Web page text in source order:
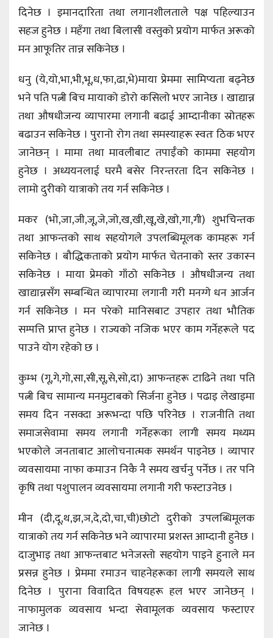
दिनेछ । इमानदारिता तथा लगानशीलताले पक्ष पहिल्याउन
सहज हुनेछ । महँगा तथा बिलासी वस्तुको प्रयोग मार्फत अरूको
मन आफूतिर तान्न सकिनेछ ।
धनु (ये,यो,भा,भी,भू,ध,फा,ढा,भे)माया प्रेममा सामिप्यता बढ्नेछ
भने पति पत्नी बिच मायाको डोरो कसिलो भएर जानेछ । खाद्यान्न
तथा औषधीजन्य व्यापारमा लगानी बढाई आम्दानीका स्रोतहरू
बढाउन सकिनेछ । पुरानो रोग तथा समस्याहरू स्वतः ठिक भएर
जानेछन् । मामा तथा मावलीबाट तपाईँको काममा सहयोग
हुनेछ । अध्ययनलाई घरमै बसेर निरन्तरता दिन सकिनेछ ।
लामो दुरीको यात्राको तय गर्न सकिनेछ ।
मकर (भो,जा,जी,जू,जे,जो,ख,खी,खू,खे,खो,गा,गी) शुभचिन्तक
तथा आफन्तको साथ सहयोगले उपलब्धिमूलक कामहरू गर्न
सकिनेछ । बौद्धिकताको प्रयोग मार्फत चेतनाको स्तर उकास्न
सकिनेछ । माया प्रेमको गाँठो सकिनेछ । औषधीजन्य तथा
खाद्यान्नसँग सम्बन्धित व्यापारमा लगानी गरी मनग्गे धन आर्जन
गर्न सकिनेछ । मन परेको मानिसबाट उपहार तथा भौतिक
सम्पत्ति प्राप्त हुनेछ । राज्यको नजिक भएर काम गर्नेहरूले पद
पाउने योग रहेको छ ।
कुम्भ (गू,गे,गो,सा,सी,सू,से,सो,दा) आफन्तहरू टाढिने तथा पति
पत्नी बिच सामान्य मनमुटाबको सिर्जना हुनेछ । पढाइ लेखाइमा
समय दिन नसक्दा अरूभन्दा पछि परिनेछ । राजनीति तथा
समाजसेवामा समय लगानी गर्नेहरूका लागी समय मध्यम
भएकोले जनताबाट आलोचनात्मक समर्थन पाइनेछ । व्यापार
व्यवसायमा नाफा कमाउन निकै नै समय खर्चनु पर्नेछ । तर पनि
कृषि तथा पशुपालन व्यवसायमा लगानी गरी फस्टाउनेछ ।
मीन (दी,दू,थ,झ,ञ,दे,दो,चा,ची)छोटो दुरीको उपलब्धिमूलक
यात्राको तय गर्न सकिनेछ भने व्यापारमा प्रशस्त आम्दानी हुनेछ ।
दाजुभाइ तथा आफन्तबाट भनेजस्तो सहयोग पाइने हुनाले मन
प्रसन्न हुनेछ । प्रेममा रमाउन चाहनेहरूका लागी समयले साथ
दिनेछ । पुराना विवादित विषयहरू हल भएर जानेछन् ।
नाफामुलक व्यवसाय भन्दा सेवामूलक व्यवसाय फस्टाएर
जानेछ ।